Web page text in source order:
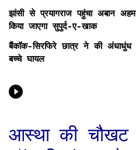
झांसी से प्रयागराज पहुंचा अबान
किया जाएगा सुपुर्द-ए-खाक
बैंकॉक-सिरफिरे छात्र ने की
बच्चे घायल
आस्था की चौखट